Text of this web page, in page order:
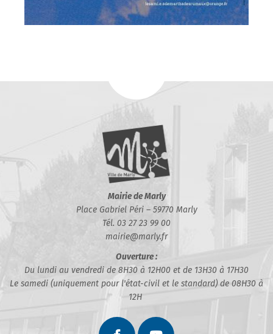
Mairie de Marly
Place Gabriel Péri – 59770 Marly
Tél. 03 27 23 99 00
mairie@marly.fr
Ouverture :
Du lundi au vendredi de 8H30 à 12H00 et de 13H30 à 17H30
Le samedi (uniquement pour l'état-civil et le standard) de 08H30 à
12H